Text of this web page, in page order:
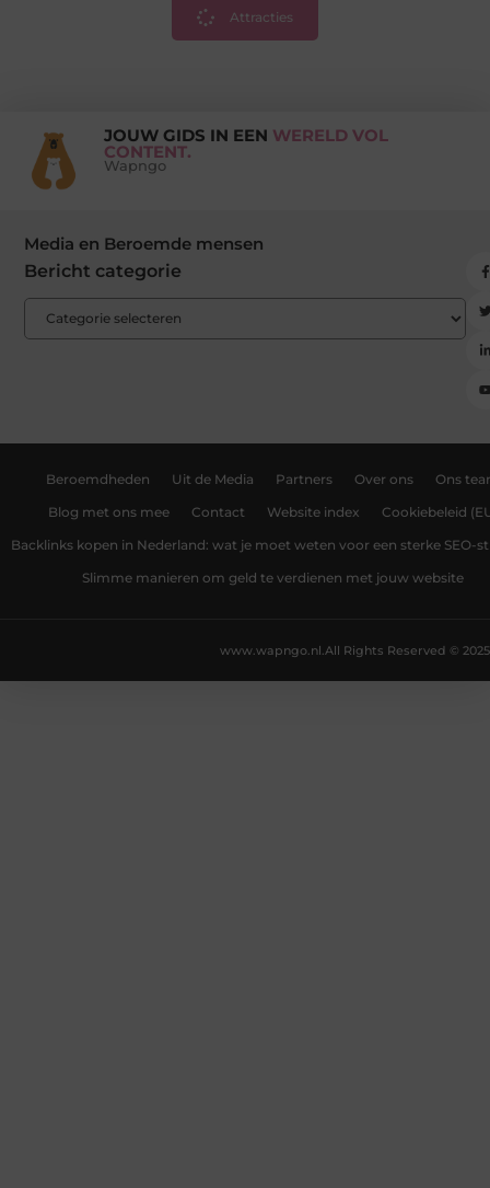
Attracties
JOUW GIDS IN EEN WERELD VOL
CONTENT.
Wapngo
Media en Beroemde mensen
Bericht categorie
Beroemdheden Uit de Media Partners Over ons Ons
Blog met ons mee Contact Website index Cookiebeleid
Backlinks kopen in Nederland: wat je moet weten voor een sterke SEO-
Slimme manieren om geld te verdienen met jouw website
All Rights Reserved © 2025
www.wapngo.nl.